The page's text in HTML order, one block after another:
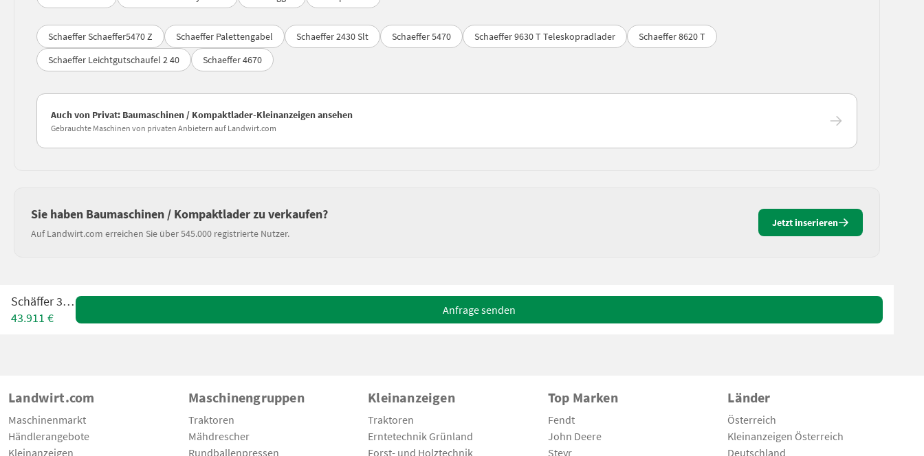
Schaeffer Schaeffer5470 Z Schaeffer Palettengabel Schaeffer 2430 Slt Schaeffer 5470 Schaeffer 9630 T Teleskopradlader
Schaeffer 8620 T
Schaeffer Leichtgutschaufel 2 40
Schaeffer 4670
Auch von Privat: Baumaschinen / Kompaktlader-Kleinanzeigen ansehen
Gebrauchte Maschinen von privaten Anbietern auf Landwirt.com
Sie haben Baumaschinen / Kompaktlader zu verkaufen?
Auf Landwirt.com erreichen Sie über 545.000 registrierte Nutzer.
Jetzt inserieren
Schäffer 3650
43.911 €
Anfrage senden
Landwirt.com
Maschinenmarkt
Händlerangebote
Kleinanzeigen
Maschinengruppen
Traktoren
Mähdrescher
Rundballenpressen
Kleinanzeigen
Traktoren
Erntetechnik Grünland
Forst- und Holztechnik
Top Marken
Fendt
John Deere
Steyr
Länder
Österreich
Kleinanzeigen Österreich
Deutschland